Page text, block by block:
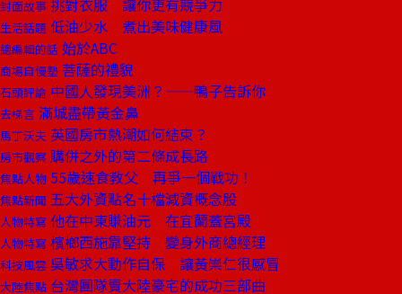
封面故事 挑對衣服 讓你更有競爭力
生活話題 低油少水 煮出美味健康風
總編輯的話 始於ABC
商場自慢塾 菩薩的禮貌
石頭評論 中國人發現美洲？——鴨子告訴你
去梯言 滿城盡帶黃金鼻
馬丁沃夫 英國房市熱潮如何結束？
房市觀察 購併之外的第二條成長路
焦點人物 55歲速食教父 再爭一個戰功！
焦點新聞 五大外資點名十檔減資概念股
人物特寫 他在中東賺油元 在宜蘭蓋宮殿
人物特寫 檳榔西施靠堅持 變身外商總經理
科技風雲 吳敏求大動作自保 讓黃崇仁很感冒
大陸焦點 台灣團隊賣大陸豪宅的成功三部曲